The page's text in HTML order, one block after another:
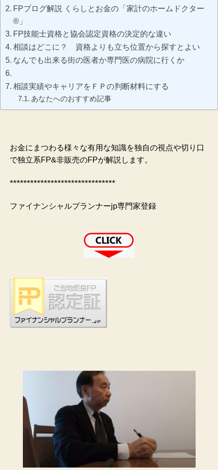
FPブログ解説 くらしとお金の「家計のホームドクター
®」
FP技能士資格と協会認定資格の決定的な違い
相談はどこに？ 資格よりも立ち位置から探すとよい
なんでも出来る街の医者か専門医の病院に行くか
相談実績やキャリアをＦＰの判断材料にする
あなたへのおすすめ記事
お金にまつわる様々な有用な知識を独自の視点や切り口
で独立系FP&非販売のFPが解説します。
*******************************
ファイナンシャルプランナーjp専門家登録